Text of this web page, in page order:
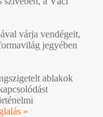
várja vendégeit,
jegyében
ablakok
»